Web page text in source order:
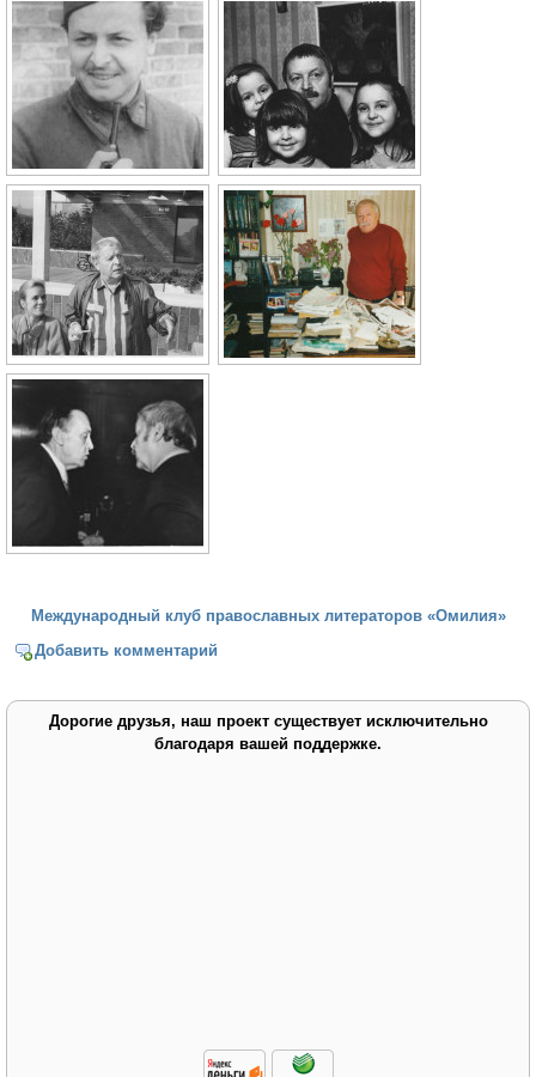
Международный клуб православных литераторов «Омилия»
Добавить комментарий
Дорогие друзья, наш проект существует исключительно
благодаря вашей поддержке.